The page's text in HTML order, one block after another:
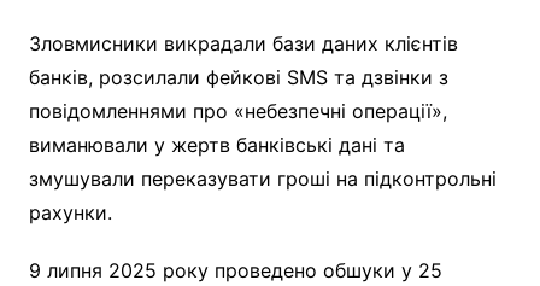
Зловмисники викрадали бази даних клієнтів
банків, розсилали фейкові SMS та дзвінки з
повідомленнями про «небезпечні операції»,
виманювали у жертв банківські дані та
змушували переказувати гроші на підконтрольні
рахунки.
9 липня 2025 року проведено обшуки у 25